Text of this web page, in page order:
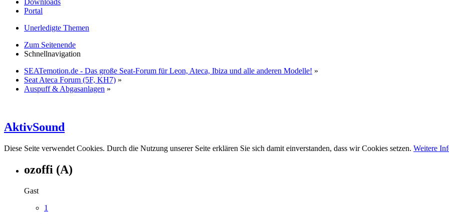
Downloads
Portal
Unerledigte Themen
Zum Seitenende
Schnellnavigation
SEATemotion.de - Das große Seat-Forum für Leon, Ateca, Ibiza und alle anderen Modelle! »
Seat Ateca Forum (5F, KH7) »
Auspuff & Abgasanlagen »
AktivSound
Diese Seite verwendet Cookies. Durch die Nutzung unserer Seite erklären Sie sich damit einverstanden, dass wir Cookies setzen. Weitere
ozoffi (A)
Gast
1